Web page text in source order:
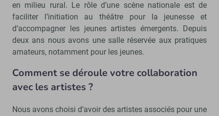
en milieu rural. Le rôle d’une scène nationale est de
faciliter l’initiation au théâtre pour la jeunesse et
d’accompagner les jeunes artistes émergents. Depuis
deux ans nous avons une salle réservée aux pratiques
amateurs, notamment pour les jeunes.
Comment se déroule votre collaboration
avec les artistes ?
Nous avons choisi d’avoir des artistes associés pour une